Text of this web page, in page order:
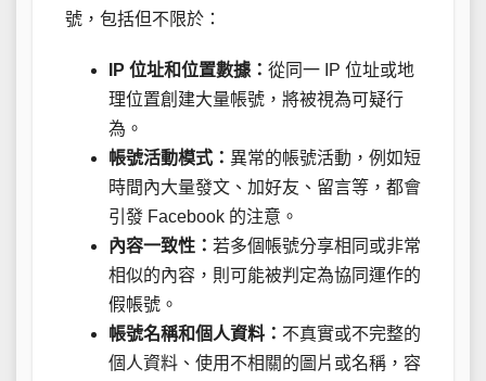
號，包括但不限於：
IP 位址和位置數據： 從同一 IP 位址或地
理位置創建大量帳號，將被視為可疑行
為。
帳號活動模式： 異常的帳號活動，例如短
時間內大量發文、加好友、留言等，都會
引發 Facebook 的注意。
內容一致性： 若多個帳號分享相同或非常
相似的內容，則可能被判定為協同運作的
假帳號。
帳號名稱和個人資料： 不真實或不完整的
個人資料、使用不相關的圖片或名稱，容